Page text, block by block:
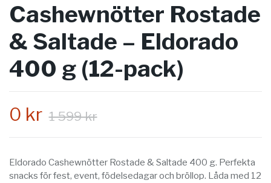
Cashewnötter Rostade
& Saltade – Eldorado
400 g (12-pack)
0 kr 1 599 kr
Eldorado Cashewnötter Rostade & Saltade 400 g. Perfekta
snacks för fest, event, födelsedagar och bröllop. Låda med 12